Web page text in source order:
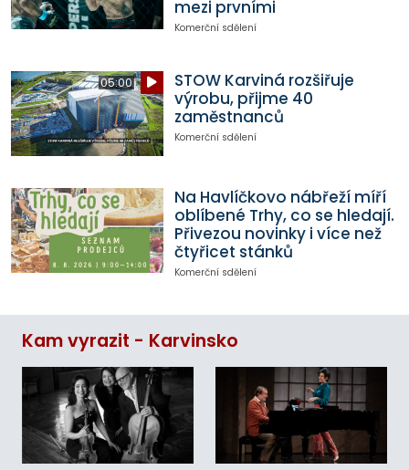
mezi prvními
Komerční sdělení
05:00
STOW Karviná rozšiřuje
výrobu, přijme 40
zaměstnanců
Komerční sdělení
Na Havlíčkovo nábřeží míří
oblíbené Trhy, co se hledají.
Přivezou novinky i více než
čtyřicet stánků
Komerční sdělení
Kam vyrazit - Karvinsko